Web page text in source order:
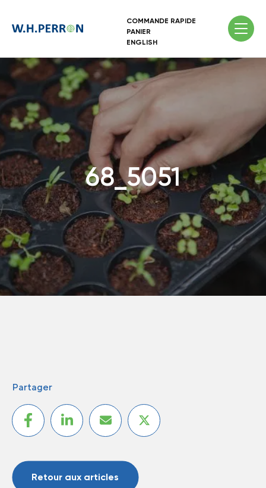
COMMANDE RAPIDE
PANIER
ENGLISH
68_5051
Partager
Retour aux articles